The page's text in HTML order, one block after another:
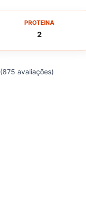
PROTEINA
2
(875 avaliações)